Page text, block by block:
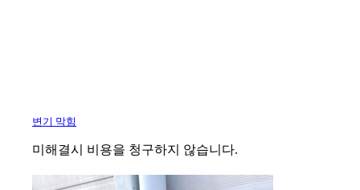
변기 막힘
미해결시 비용을 청구하지 않습니다.